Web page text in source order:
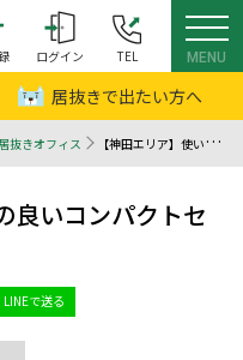
ログイン TEL MENU
居抜きで出たい方へ
抜きオフィス 【神田エリア】使い勝手の良いコンパクトセットアップオフィス - 居抜きオフィスはINUKIT！（イヌキット）
良いコンパクトセ
Line